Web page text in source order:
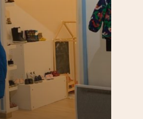
Saint-Blaise / Réunion